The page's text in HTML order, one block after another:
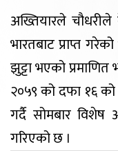
अख्तियारले चौधरीले
भारतबाट प्राप्त
झुट्टा भएको प्रमाणित
२०५९ को दफा १६
गर्दै सोमबार विशेष
गरिएको छ ।